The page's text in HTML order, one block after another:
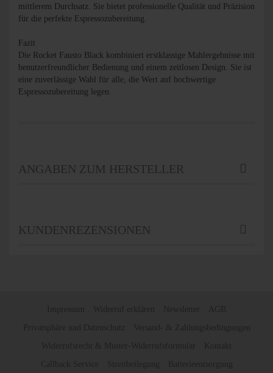
mittlerem Durchsatz. Sie bietet professionelle Qualität und Präzision
für die perfekte Espressozubereitung.
Fazit
Die Rocket Fausto Black kombiniert erstklassige Mahlergebnisse mit
benutzerfreundlicher Bedienung und einem zeitlosen Design. Sie ist
eine zuverlässige Wahl für alle, die Wert auf hochwertige
Espressozubereitung legen.
ANGABEN ZUM HERSTELLER
KUNDENREZENSIONEN